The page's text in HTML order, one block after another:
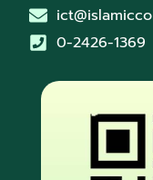
0-2426-1369